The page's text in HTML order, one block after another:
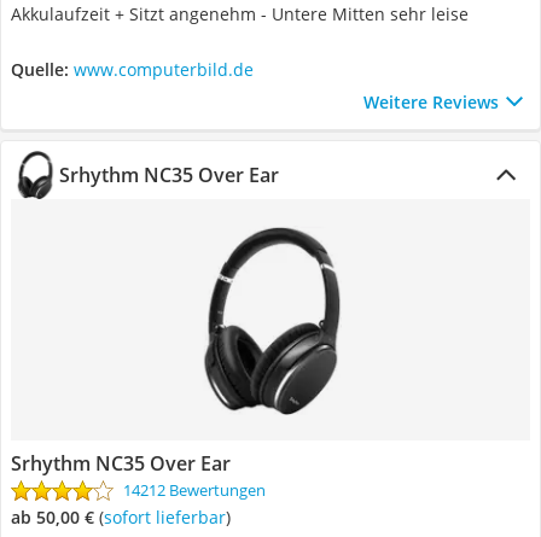
Akkulaufzeit + Sitzt angenehm - Untere Mitten sehr leise
Quelle: www.computerbild.de
Weitere Reviews
Srhythm NC35 Over Ear
Srhythm NC35 Over Ear
14212 Bewertungen
ab 50,00 € ( Sofort lieferbar)